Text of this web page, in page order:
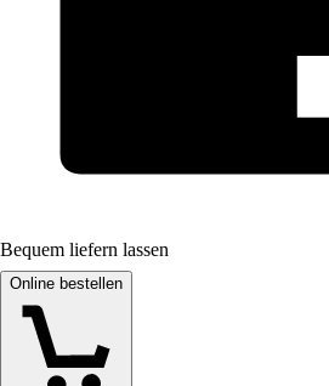
Bequem liefern lassen
Online bestellen